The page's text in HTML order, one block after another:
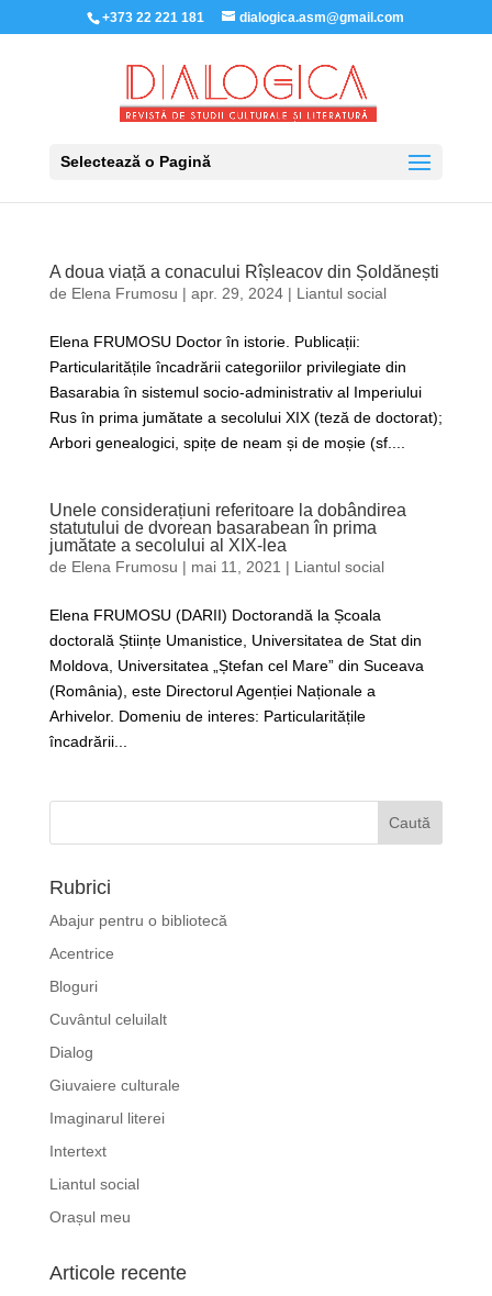
+373 22 221 181 dialogica.asm@gmail.com
Selectează o Pagină
A doua viață a conacului Rîșleacov din Șoldănești
de Elena Frumosu | apr. 29, 2024| Liantul social
Elena FRUMOSU Doctor în istorie. Publicații:
Particularitățile încadrării categoriilor privilegiate din
Basarabia în sistemul socio-administrativ al Imperiului
Rus în prima jumătate a secolului XIX (teză de doctorat);
Arbori genealogici, spițe de neam și de moșie (sf....
Unele considerațiuni referitoare la dobândirea
statutului de dvorean basarabean în prima
jumătate a secolului al XIX-lea
de Elena Frumosu | mai 11, 2021 | Liantul social
Elena FRUMOSU (DARII) Doctorandă la Școala
doctorală Științe Umanistice, Universitatea de Stat din
Moldova, Universitatea „Ștefan cel Mare” din Suceava
(România), este Directorul Agenției Naționale a
Arhivelor. Domeniu de interes: Particularitățile
încadrării...
Rubrici
Abajur pentru o bibliotecă
Acentrice
Bloguri
Cuvântul celuilalt
Dialog
Giuvaiere culturale
Imaginarul literei
Intertext
Liantul social
Orașul meu
Articole recente